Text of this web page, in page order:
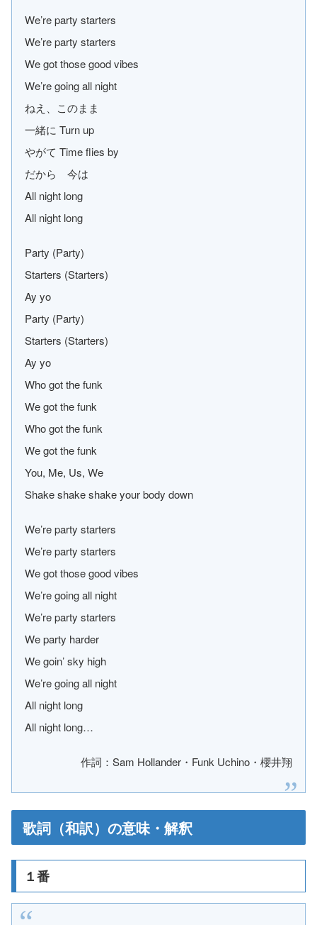
We’re party starters
We’re party starters
We got those good vibes
We’re going all night
ねえ、このまま
一緒に Turn up
やがて Time flies by
だから 今は
All night long
All night long
Party (Party)
Starters (Starters)
Ay yo
Party (Party)
Starters (Starters)
Ay yo
Who got the funk
We got the funk
Who got the funk
We got the funk
You, Me, Us, We
Shake shake shake your body down
We’re party starters
We’re party starters
We got those good vibes
We’re going all night
We’re party starters
We party harder
We goin’ sky high
We’re going all night
All night long
All night long…
作詞：Sam Hollander・Funk Uchino・櫻井翔
歌詞（和訳）の意味・解釈
１番